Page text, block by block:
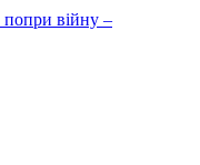
війну –